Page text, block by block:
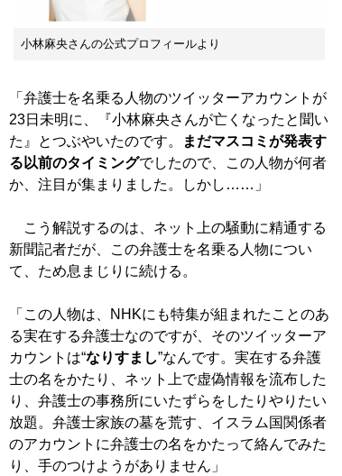
小林麻央さんの公式プロフィールより
「弁護士を名乗る人物のツイッターアカウントが
23日未明に、『小林麻央さんが亡くなったと聞い
た』とつぶやいたのです。
まだマスコミが発表す
る以前のタイミングでしたので、この人物が何者
か、注目が集まりました。しかし……」
こう解説するのは、ネット上の騒動に精通する
新聞記者だが、この弁護士を名乗る人物につい
て、ため息まじりに続ける。
「この人物は、NHKにも特集が組まれたことのあ
る実在する弁護士なのですが、そのツイッターア
カウントは“なりすまし”なんです。実在する弁護
士の名をかたり、ネット上で虚偽情報を流布した
り、弁護士の事務所にいたずらをしたりやりたい
放題。弁護士家族の墓を荒す、イスラム国関係者
のアカウントに弁護士の名をかたって絡んでみた
り、手のつけようがありません」